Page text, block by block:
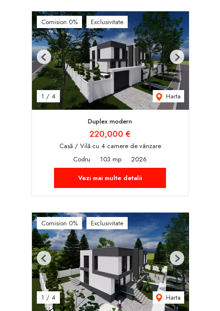
Comision 0% Exclusivitate
1 / 4 Harta
Previous Next
Duplex modern
220,000 €
Casă / Vilă cu 4 camere de vânzare
Codru
103 mp
2026
Vezi mai multe detalii
Comision 0% Exclusivitate
1 / 4 Harta
Previous Next